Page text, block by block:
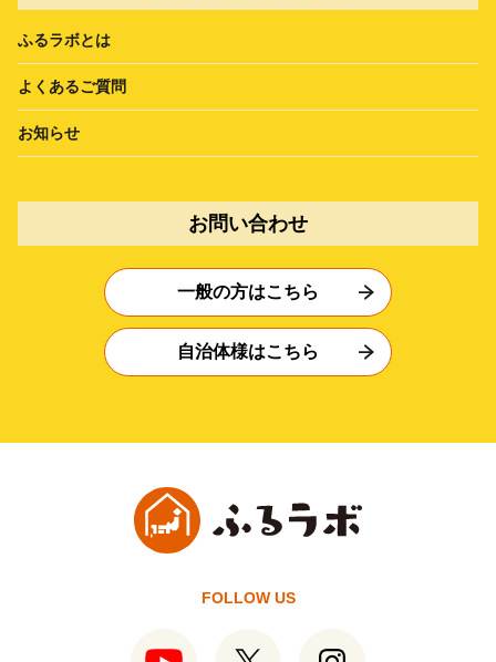
ふるラボとは
よくあるご質問
お知らせ
お問い合わせ
一般の方はこちら
自治体様はこちら
FOLLOW US